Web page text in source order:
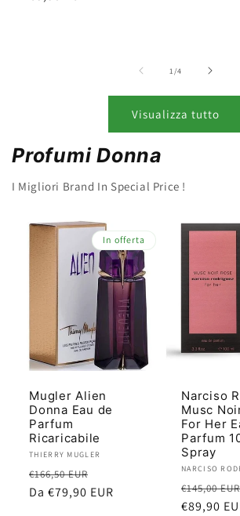
1/su
4
Visualizza tutto
Profumi Donna
I Migliori Brand In Special Price !
In offerta
Mugler Alien
Donna Eau de
Parfum
Ricaricabile
Produttore:
THIERRY MUGLER
Prezzo
di
€166,50 EUR
scontato
Da €79,90 EUR
Narciso
Musc
For Her
Parfum
Spray
NARCISO
Prezzo
di
€145,00 EUR
€89,90